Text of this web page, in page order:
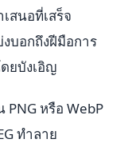
สนอที่เสร็จ
บอกถึงฝีมือการ
ยบังเอิญ
หรือ WebP
ทำลาย